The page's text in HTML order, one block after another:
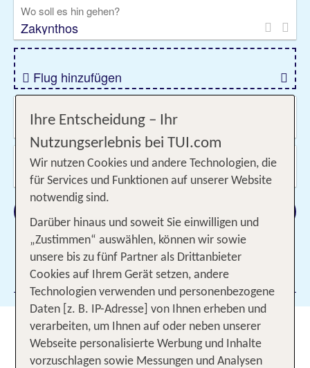
Kreuzfahrten
Rundreisen
Privattransfer
Zusatzleistungen
Wo soll es hin gehen?
Flug hinzufügen
07.08.2026 - 04.11.2026, Beliebig
Wer reist mit?
2 Erwachsene
Suchen
Filter hinzufügen
Unsere TOP Hotelangebote für 1
Woche Zakynthos
Ihre Entscheidung – Ihr
Nutzungserlebnis bei TUI.com
Wir nutzen Cookies und andere Technologien, die
für Services und Funktionen auf unserer Website
notwendig sind.
Darüber hinaus und soweit Sie einwilligen und
„Zustimmen“ auswählen, können wir sowie
unsere bis zu fünf Partner als Drittanbieter
Cookies auf Ihrem Gerät setzen, andere
Technologien verwenden und personenbezogene
Daten [z. B. IP-Adresse] von Ihnen erheben und
verarbeiten, um Ihnen auf oder neben unserer
Webseite personalisierte Werbung und Inhalte
vorzuschlagen sowie Messungen und Analysen